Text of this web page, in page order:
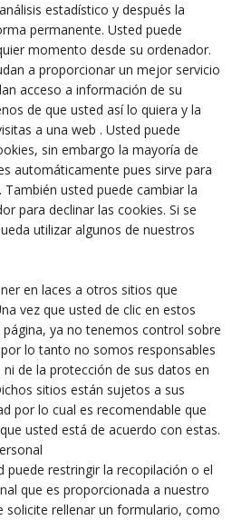
estadístico y después la
permanente. Usted puede
momento desde su ordenador.
a proporcionar un mejor servicio
acceso a información de su
de que usted así lo quiera y la
a una web . Usted puede
sin embargo la mayoría de
automáticamente pues sirve para
usted puede cambiar la
para declinar las cookies. Si se
utilizar algunos de nuestros
en laces a otros sitios que
vez que usted de clic en estos
ya no tenemos control sobre
lo tanto no somos responsables
de la protección de sus datos en
sitios están sujetos a sus
por lo cual es recomendable que
usted está de acuerdo con estas.
puede restringir la recopilación o el
que es proporcionada a nuestro
solicite rellenar un formulario, como